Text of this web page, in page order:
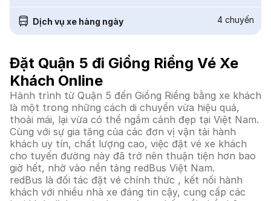
Dịch vụ xe hàng ngày 4 chuyến
Đặt Quận 5 đi Giồng Riềng Vé Xe
Khách Online
Hành trình từ Quận 5 đến Giồng Riềng bằng xe khách
là một trong những cách di chuyển vừa hiệu quả,
thoải mái, lại vừa có thể ngắm cảnh đẹp tại Việt Nam.
Cùng với sự gia tăng của các đơn vị vận tải hành
khách uy tín, chất lượng cao, việc đặt vé xe khách
cho tuyến đường này đã trở nên thuận tiện hơn bao
giờ hết, nhờ vào nền tảng redBus Việt Nam.
redBus là đối tác đặt vé chính thức , kết nối hành
khách với nhiều nhà xe đáng tin cậy, cung cấp các